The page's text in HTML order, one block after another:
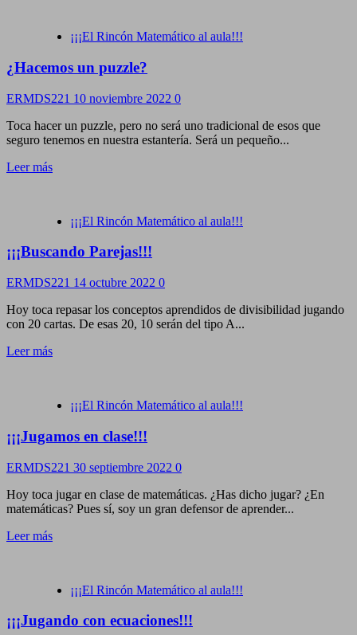
¡¡¡El Rincón Matemático al aula!!!
¿Hacemos un puzzle?
ERMDS221 10 noviembre 2022 0
Toca hacer un puzzle, pero no será uno tradicional de esos que
seguro tenemos en nuestra estantería. Será un pequeño...
Leer más
¡¡¡El Rincón Matemático al aula!!!
¡¡¡Buscando Parejas!!!
ERMDS221 14 octubre 2022 0
Hoy toca repasar los conceptos aprendidos de divisibilidad jugando
con 20 cartas. De esas 20, 10 serán del tipo A...
Leer más
¡¡¡El Rincón Matemático al aula!!!
¡¡¡Jugamos en clase!!!
ERMDS221 30 septiembre 2022 0
Hoy toca jugar en clase de matemáticas. ¿Has dicho jugar? ¿En
matemáticas? Pues sí, soy un gran defensor de aprender...
Leer más
¡¡¡El Rincón Matemático al aula!!!
¡¡¡Jugando con ecuaciones!!!